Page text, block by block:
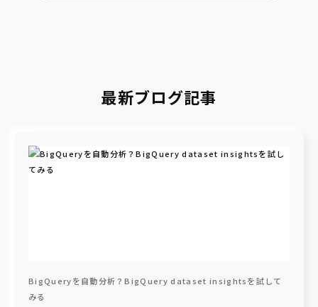
最新ブログ記事
BigQueryを自動分析？BigQuery dataset insightsを試して
みる